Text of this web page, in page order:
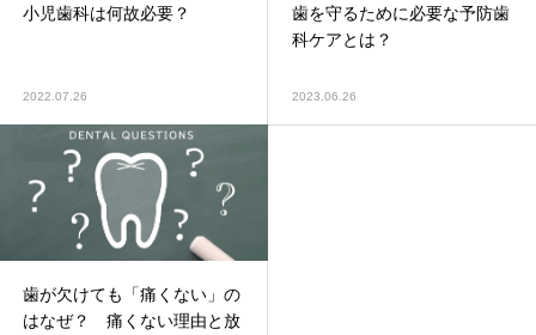
小児歯科は何故必要？
2022.07.26
歯を守るために必要な予防歯
科ケアとは？
2023.06.26
歯が欠けても「痛くない」の
はなぜ？ 痛くない理由と放